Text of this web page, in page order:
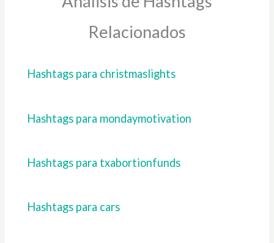
Relacionados
Hashtags para christmaslights
Hashtags para mondaymotivation
Hashtags para txabortionfunds
Hashtags para cars